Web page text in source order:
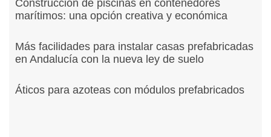
Construcción de piscinas en contenedores
marítimos: una opción creativa y económica
Más facilidades para instalar casas prefabricadas
en Andalucía con la nueva ley de suelo
Áticos para azoteas con módulos prefabricados